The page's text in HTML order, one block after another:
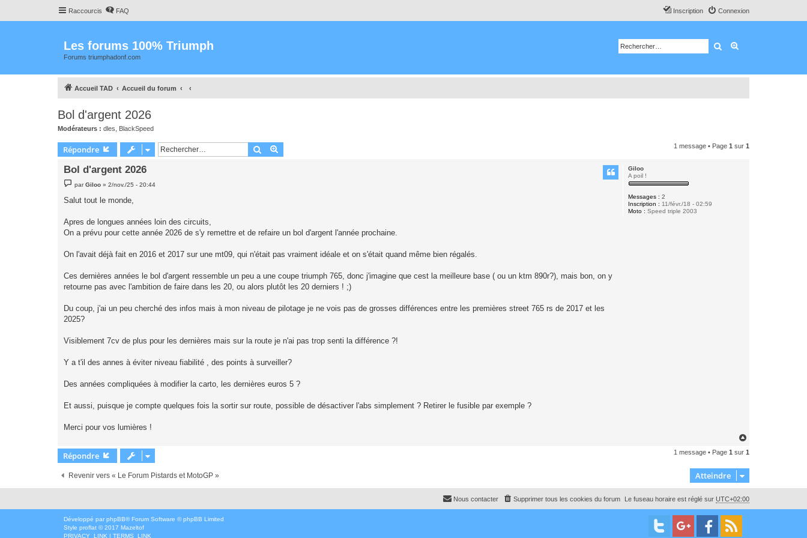
Raccourcis FAQ Connexion
Inscription
Les forums 100% Triumph
Forums triumphadonf.com
Rechercher
Accueil TAD Accueil du forum
Bol d'argent 2026
Modérateurs : dles BlackSpeed
Répondre Rechercher 1 message • Page 1 sur 1
Giloo
A poil !
Messages : 2
Inscription : 11/févr./18 - 02:59
Moto : Speed triple 2003
Bol d'argent 2026
e
s
s
e
parGiloo »2/nov./25 - 20:44
Salut tout le monde,
Apres de longues années loin des circuits,
On a prévu pour cette année 2026 de s'y remettre et de refaire un bol d'argent l'année prochaine.
On l'avait déjà fait en 2016 et 2017 sur une mt09, qui n'était pas vraiment idéale et on s'était quand même bien régalés.
Ces dernières années le bol d'argent ressemble un peu a une coupe triumph 765, donc j'imagine que cest la meilleure base ( ou un ktm 890r?), mais bon, on y
retourne pas avec l'ambition de faire dans les 20, ou alors plutôt les 20 derniers ! ;)
Du coup, j'ai un peu cherché des infos mais à mon niveau de pilotage je ne vois pas de grosses différences entre les premières street 765 rs de 2017 et les
2025?
Visiblement 7cv de plus pour les dernières mais sur la route je n'ai pas trop senti la différence ?!
Y a t'il des annes à éviter niveau fiabilité , des points à surveiller?
Des années compliquées à modifier la carto, les dernières euros 5 ?
Et aussi, puisque je compte quelques fois la sortir sur route, possible de désactiver l'abs simplement ? Retirer le fusible par exemple ?
Merci pour vos lumières !
u
Répondre 1 message • Page 1 sur 1
Revenir vers « Le Forum Pistards et MotoGP » Atteindre
Le fuseau horaire est réglé sur UTC+02:00
Supprimer tous les cookies du forum
Nous contacter
Développé par phpBB® Forum Software © phpBB Limited
Style proflat © 2017 Mazeltof
PRIVACY_LINK | TERMS_LINK